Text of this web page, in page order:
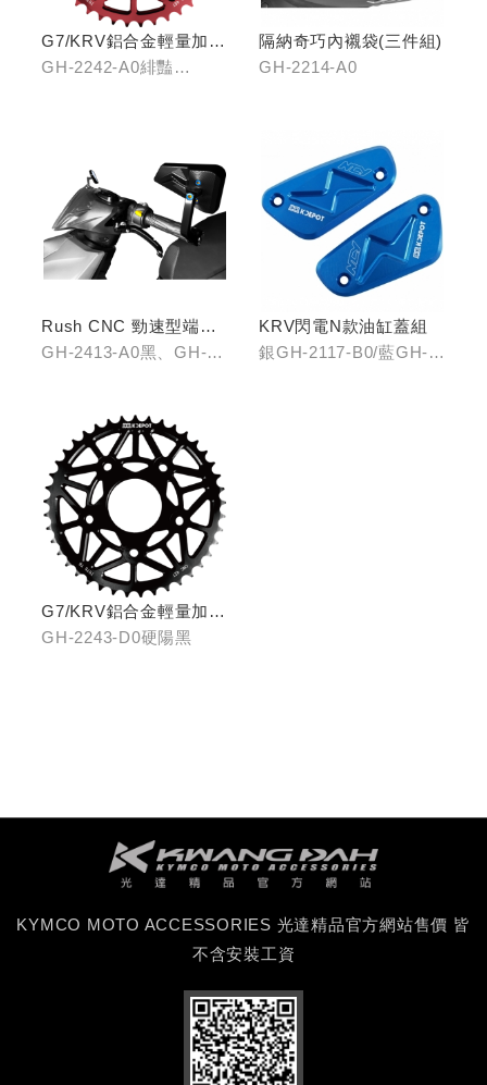
G7/KRV鋁合金輕量加大
齒盤40T
GH-2242-A0緋豔
隔納奇巧內襯袋(三件組)
GH-2214-A0
Rush CNC 勁速型端子
藍鏡(黑/銀/鈦)
GH-2413-A0黑、GH-
KRV閃電N款油缸蓋組
銀GH-2117-B0/藍GH-
G7/KRV鋁合金輕量加大
齒盤42T-硬陽黑
GH-2243-D0硬陽黑
KYMCO MOTO ACCESSORIES 光達精品官方網站售價 皆
不含安裝工資